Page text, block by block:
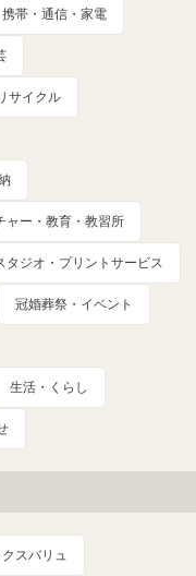
携帯・通信・家電
サイクル
ャー・教育・教習所
タジオ・プリントサービス
冠婚葬祭・イベント
生活・くらし
クスバリュ